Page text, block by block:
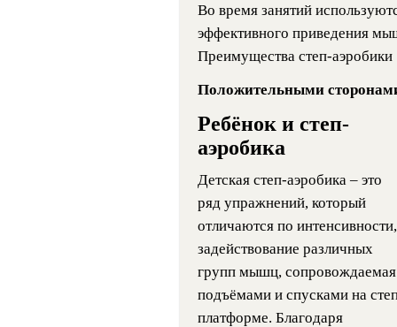
Во время занятий
эффективного приведения
Преимущества степ-аэробики
Положительными
Ребёнок и степ-
аэробика
Детская степ-аэробика – это
ряд упражнений, который
отличаются по интенсивности,
задействование различных
групп мышц, сопровождаемая
подъёмами и спусками на
платформе. Благодаря